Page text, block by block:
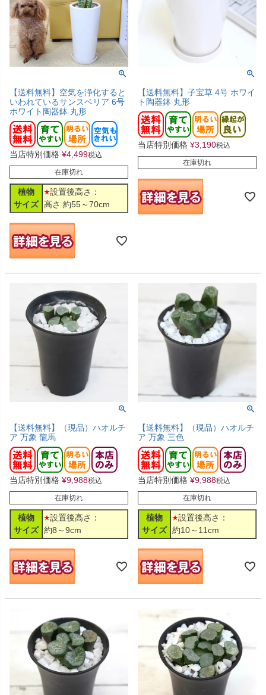
【送料無料】空気を浄化すると
いわれているサンスベリア 6号
ホワイト陶器鉢 丸形
当店特別価格 ¥4,499税込
在庫切れ
植物
サイズ
設置後高さ：
高さ 約55～70cm
【送料無料】子宝草 4号 ホワイ
ト陶器鉢 丸形
当店特別価格 ¥3,190税込
在庫切れ
【送料無料】（現品）ハオルチ
ア 万象 龍馬
当店特別価格 ¥9,988税込
在庫切れ
植物
サイズ
設置後高さ：
約8～9cm
【送料無料】（現品）ハオルチ
ア 万象 三色
当店特別価格 ¥9,988税込
在庫切れ
植物
サイズ
設置後高さ：
約10～11cm